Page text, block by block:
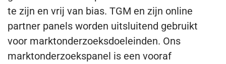
te zijn en vrij van bias. TGM en zijn online
partner panels worden uitsluitend gebruikt
voor marktonderzoeksdoeleinden. Ons
marktonderzoekspanel is een vooraf